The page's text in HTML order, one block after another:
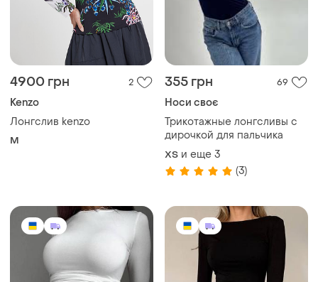
4900 грн 2
Kenzo
Лонгслив kenzo
M
355 грн 69
Носи своє
Трикотажные лонгсливы с
дирочкой для пальчика
ХS и еще 3
(3)